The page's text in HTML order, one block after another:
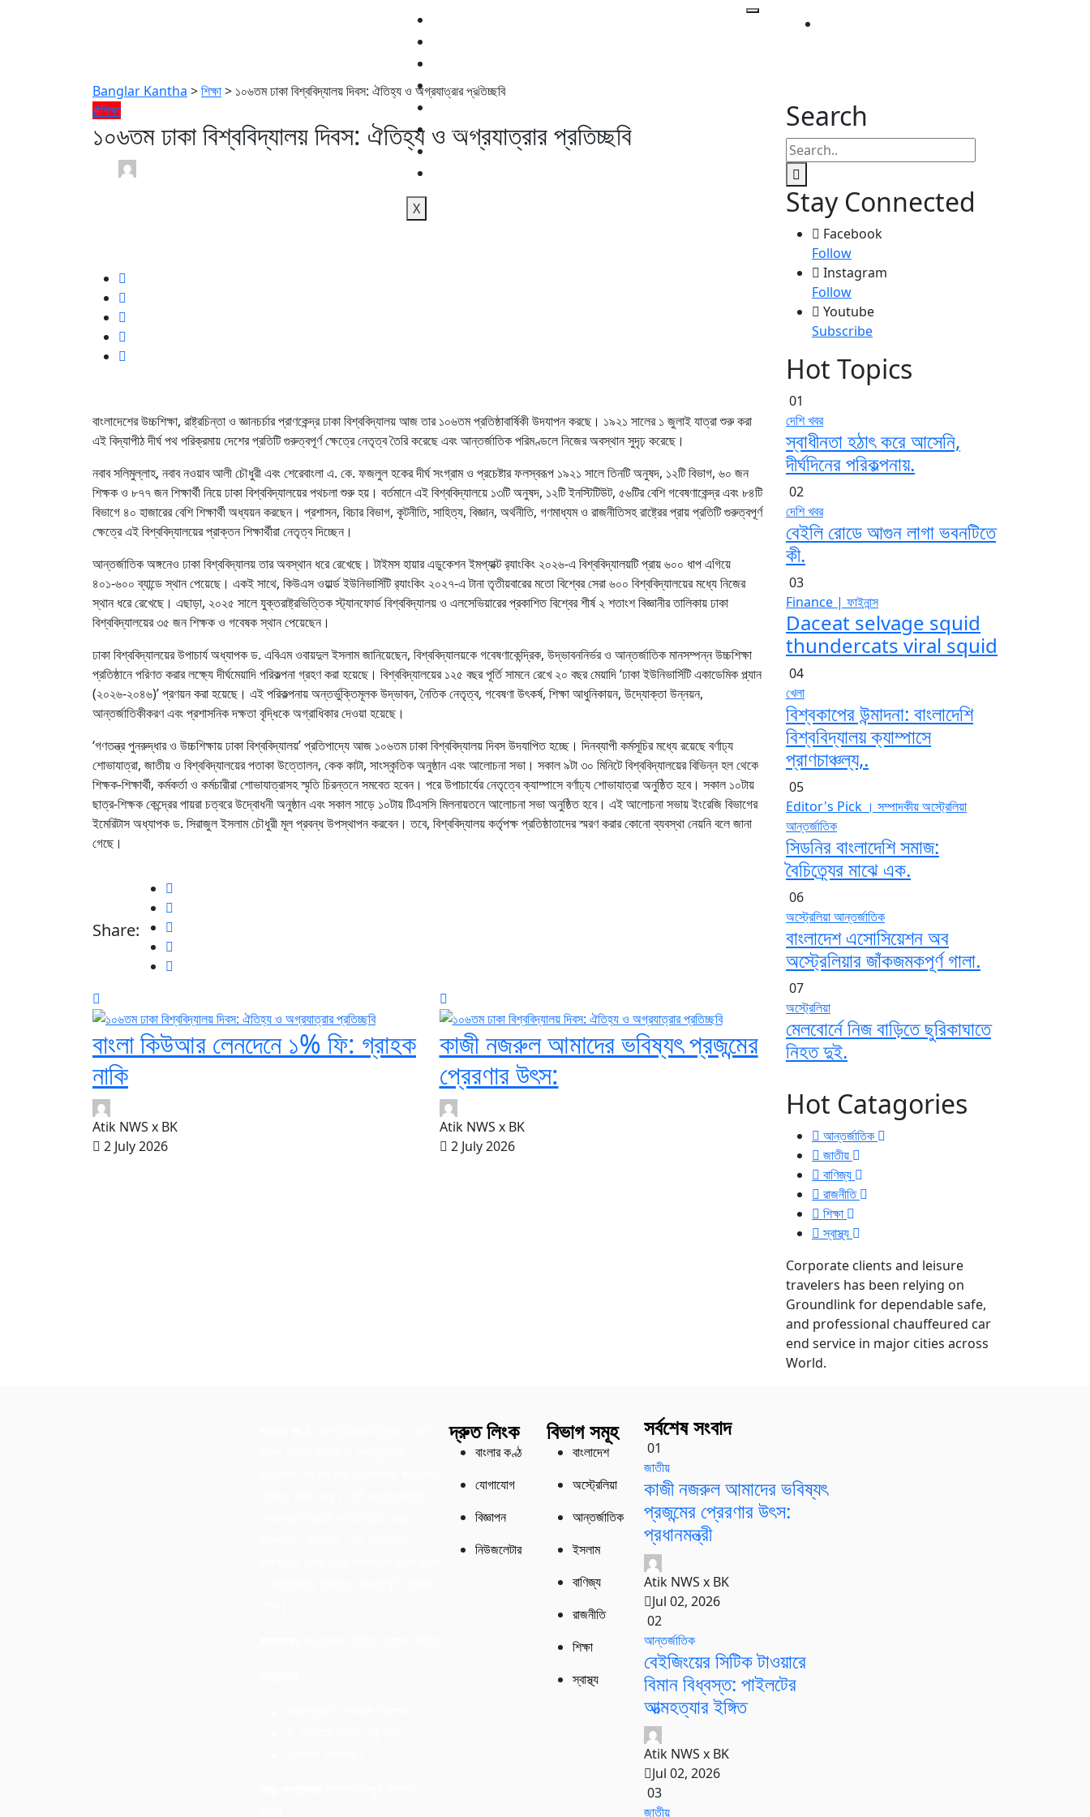
রাজনীতি
বাণিজ্য
স্বাস্থ্য
X
Banglar Kantha >শিক্ষা> ১০৬তম ঢাকা বিশ্ববিদ্যালয় দিবস: ঐতিহ্য ও অগ্রযাত্রার প্রতিচ্ছবি
#শিক্ষা
১০৬তম ঢাকা বিশ্ববিদ্যালয় দিবস: ঐতিহ্য ও অগ্রযাত্রার প্রতিচ্ছবি
বাংলাদেশের উচ্চশিক্ষা, রাষ্ট্রচিন্তা ও জ্ঞানচর্চার প্রাণকেন্দ্র ঢাকা বিশ্ববিদ্যালয় আজ তার ১০৬তম প্রতিষ্ঠাবার্ষিকী উদযাপন করছে। ১৯২১ সালের ১ জুলাই যাত্রা শুরু করা
এই বিদ্যাপীঠ দীর্ঘ পথ পরিক্রমায় দেশের প্রতিটি গুরুত্বপূর্ণ ক্ষেত্রে নেতৃত্ব তৈরি করেছে এবং আন্তর্জাতিক পরিমণ্ডলে নিজের অবস্থান সুদৃঢ় করেছে।
নবাব সলিমুল্লাহ, নবাব নওয়াব আলী চৌধুরী এবং শেরেবাংলা এ. কে. ফজলুল হকের দীর্ঘ সংগ্রাম ও প্রচেষ্টার ফলস্বরূপ ১৯২১ সালে তিনটি অনুষদ, ১২টি বিভাগ, ৬০ জন
শিক্ষক ও ৮৭৭ জন শিক্ষার্থী নিয়ে ঢাকা বিশ্ববিদ্যালয়ের পথচলা শুরু হয়। বর্তমানে এই বিশ্ববিদ্যালয়ে ১৩টি অনুষদ, ১২টি ইনস্টিটিউট, ৫৬টির বেশি গবেষণাকেন্দ্র এবং ৮৪টি
বিভাগে ৪০ হাজারের বেশি শিক্ষার্থী অধ্যয়ন করছেন। প্রশাসন, বিচার বিভাগ, কূটনীতি, সাহিত্য, বিজ্ঞান, অর্থনীতি, গণমাধ্যম ও রাজনীতিসহ রাষ্ট্রের প্রায় প্রতিটি গুরুত্বপূর্ণ
ক্ষেত্রে এই বিশ্ববিদ্যালয়ের প্রাক্তন শিক্ষার্থীরা নেতৃত্ব দিচ্ছেন।
আন্তর্জাতিক অঙ্গনেও ঢাকা বিশ্ববিদ্যালয় তার অবস্থান ধরে রেখেছে। টাইমস হায়ার এডুকেশন ইমপ্যাক্ট র‌্যাংকিং ২০২৬-এ বিশ্ববিদ্যালয়টি প্রায় ৬০০ ধাপ এগিয়ে
৪০১-৬০০ ব্যান্ডে স্থান পেয়েছে। একই সাথে, কিউএস ওয়ার্ল্ড ইউনিভার্সিটি র‌্যাংকিং ২০২৭-এ টানা তৃতীয়বারের মতো বিশ্বের সেরা ৬০০ বিশ্ববিদ্যালয়ের মধ্যে নিজের
স্থান ধরে রেখেছে। এছাড়া, ২০২৫ সালে যুক্তরাষ্ট্রভিত্তিক স্ট্যানফোর্ড বিশ্ববিদ্যালয় ও এলসেভিয়ারের প্রকাশিত বিশ্বের শীর্ষ ২ শতাংশ বিজ্ঞানীর তালিকায় ঢাকা
বিশ্ববিদ্যালয়ের ৩৫ জন শিক্ষক ও গবেষক স্থান পেয়েছেন।
ঢাকা বিশ্ববিদ্যালয়ের উপাচার্য অধ্যাপক ড. এবিএম ওবায়দুল ইসলাম জানিয়েছেন, বিশ্ববিদ্যালয়কে গবেষণাকেন্দ্রিক, উদ্ভাবননির্ভর ও আন্তর্জাতিক মানসম্পন্ন উচ্চশিক্ষা
প্রতিষ্ঠানে পরিণত করার লক্ষ্যে দীর্ঘমেয়াদি পরিকল্পনা গ্রহণ করা হয়েছে। বিশ্ববিদ্যালয়ের ১২৫ বছর পূর্তি সামনে রেখে ২০ বছর মেয়াদি ‘ঢাকা ইউনিভার্সিটি একাডেমিক প্ল্যান
(২০২৬-২০৪৬)’ প্রণয়ন করা হয়েছে। এই পরিকল্পনায় অন্তর্ভুক্তিমূলক উদ্ভাবন, নৈতিক নেতৃত্ব, গবেষণা উৎকর্ষ, শিক্ষা আধুনিকায়ন, উদ্যোক্তা উন্নয়ন,
আন্তর্জাতিকীকরণ এবং প্রশাসনিক দক্ষতা বৃদ্ধিকে অগ্রাধিকার দেওয়া হয়েছে।
‘গণতন্ত্র পুনরুদ্ধার ও উচ্চশিক্ষায় ঢাকা বিশ্ববিদ্যালয়’ প্রতিপাদ্যে আজ ১০৬তম ঢাকা বিশ্ববিদ্যালয় দিবস উদযাপিত হচ্ছে। দিনব্যাপী কর্মসূচির মধ্যে রয়েছে বর্ণাঢ্য
শোভাযাত্রা, জাতীয় ও বিশ্ববিদ্যালয়ের পতাকা উত্তোলন, কেক কাটা, সাংস্কৃতিক অনুষ্ঠান এবং আলোচনা সভা। সকাল ৯টা ৩০ মিনিটে বিশ্ববিদ্যালয়ের বিভিন্ন হল থেকে
শিক্ষক-শিক্ষার্থী, কর্মকর্তা ও কর্মচারীরা শোভাযাত্রাসহ স্মৃতি চিরন্তনে সমবেত হবেন। পরে উপাচার্যের নেতৃত্বে ক্যাম্পাসে বর্ণাঢ্য শোভাযাত্রা অনুষ্ঠিত হবে। সকাল ১০টায়
ছাত্র-শিক্ষক কেন্দ্রের পায়রা চত্বরে উদ্বোধনী অনুষ্ঠান এবং সকাল সাড়ে ১০টায় টিএসসি মিলনায়তনে আলোচনা সভা অনুষ্ঠিত হবে। এই আলোচনা সভায় ইংরেজি বিভাগের
ইমেরিটাস অধ্যাপক ড. সিরাজুল ইসলাম চৌধুরী মূল প্রবন্ধ উপস্থাপন করবেন। তবে, বিশ্ববিদ্যালয় কর্তৃপক্ষ প্রতিষ্ঠাতাদের স্মরণ করার কোনো ব্যবস্থা নেয়নি বলে জানা
গেছে।
Share:
বাংলা কিউআর লেনদেনে ১% ফি: গ্রাহক
নাকি
Atik NWS x BK
2 July 2026
কাজী নজরুল আমাদের ভবিষ্যৎ প্রজন্মের
প্রেরণার উৎস:
Atik NWS x BK
2 July 2026
Search
Stay Connected
Facebook
Follow
Instagram
Follow
Youtube
Subscribe
Hot Topics
01
দেশি খবর
স্বাধীনতা হঠাৎ করে আসেনি,
দীর্ঘদিনের পরিকল্পনায়.
02
দেশি খবর
বেইলি রোডে আগুন লাগা ভবনটিতে
কী.
03
Finance | ফাইনান্স
Daceat selvage squid
thundercats viral squid
04
খেলা
বিশ্বকাপের উন্মাদনা: বাংলাদেশি
বিশ্ববিদ্যালয় ক্যাম্পাসে
প্রাণচাঞ্চল্য,.
05
Editor's Pick । সম্পাদকীয়অস্ট্রেলিয়া
আন্তর্জাতিক
সিডনির বাংলাদেশি সমাজ:
বৈচিত্র্যের মাঝে এক.
06
অস্ট্রেলিয়াআন্তর্জাতিক
বাংলাদেশ এসোসিয়েশন অব
অস্ট্রেলিয়ার জাঁকজমকপূর্ণ গালা.
07
অস্ট্রেলিয়া
মেলবোর্নে নিজ বাড়িতে ছুরিকাঘাতে
নিহত দুই.
Hot Catagories
আন্তর্জাতিক
জাতীয়
বাণিজ্য
রাজনীতি
শিক্ষা
স্বাস্থ্য
Corporate clients and leisure
travelers has been relying on
Groundlink for dependable safe,
and professional chauffeured car
end service in major cities across
World.
দ্রুত লিংক
বাংলার কণ্ঠ
যোগাযোগ
বিজ্ঞাপন
নিউজলেটার
বিভাগ সমূহ
বাংলাদেশ
অস্ট্রেলিয়া
আন্তর্জাতিক
ইসলাম
বাণিজ্য
রাজনীতি
শিক্ষা
স্বাস্থ্য
সর্বশেষ সংবাদ
01
জাতীয়
কাজী নজরুল আমাদের ভবিষ্যৎ
প্রজন্মের প্রেরণার উৎস:
প্রধানমন্ত্রী
Atik NWS x BK
Jul 02, 2026
02
আন্তর্জাতিক
বেইজিংয়ের সিটিক টাওয়ারে
বিমান বিধ্বস্ত: পাইলটের
আত্মহত্যার ইঙ্গিত
Atik NWS x BK
Jul 02, 2026
03
জাতীয়